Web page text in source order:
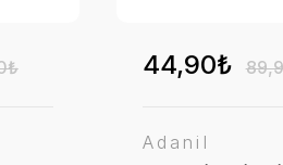
44,90₺
Adanil